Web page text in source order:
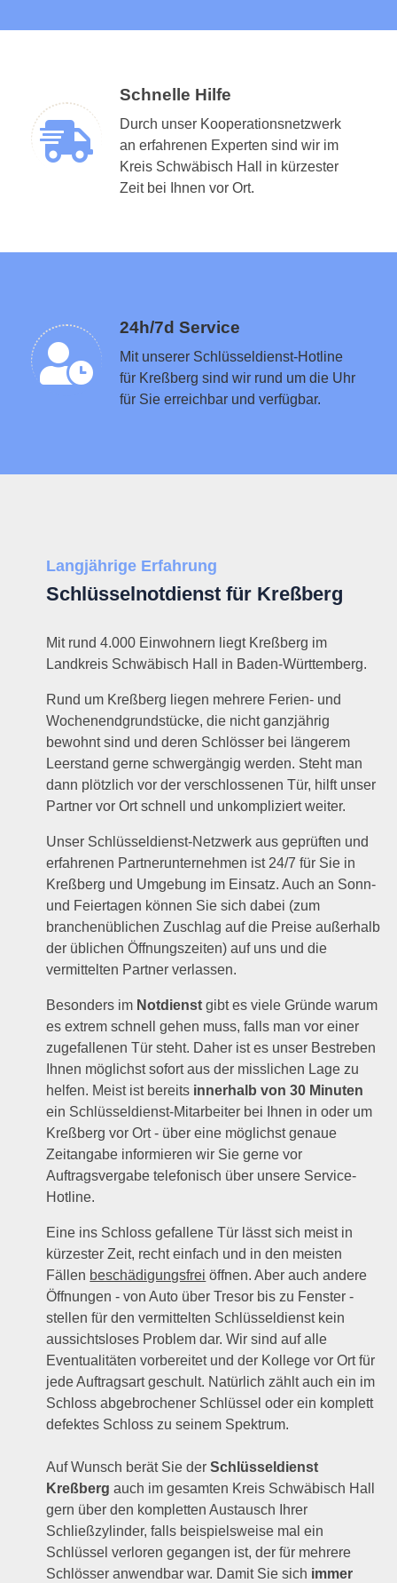
Schnelle Hilfe
Durch unser Kooperationsnetzwerk
an erfahrenen Experten sind wir im
Kreis Schwäbisch Hall in kürzester
Zeit bei Ihnen vor Ort.
24h/7d Service
Mit unserer Schlüsseldienst-Hotline
für Kreßberg sind wir rund um die Uhr
für Sie erreichbar und verfügbar.
Schlüsseldienst in der Nähe vermitteln
Langjährige Erfahrung
Schlüsselnotdienst für Kreßberg
Mit rund 4.000 Einwohnern liegt Kreßberg im
Landkreis Schwäbisch Hall in Baden-Württemberg.
Rund um Kreßberg liegen mehrere Ferien- und
Wochenendgrundstücke, die nicht ganzjährig
bewohnt sind und deren Schlösser bei längerem
Leerstand gerne schwergängig werden. Steht man
dann plötzlich vor der verschlossenen Tür, hilft unser
Partner vor Ort schnell und unkompliziert weiter.
Unser Schlüsseldienst-Netzwerk aus geprüften und
erfahrenen Partnerunternehmen ist 24/7 für Sie in
Kreßberg und Umgebung im Einsatz. Auch an Sonn-
und Feiertagen können Sie sich dabei (zum
branchenüblichen Zuschlag auf die Preise außerhalb
der üblichen Öffnungszeiten) auf uns und die
vermittelten Partner verlassen.
Besonders im Notdienst gibt es viele Gründe warum
es extrem schnell gehen muss, falls man vor einer
zugefallenen Tür steht. Daher ist es unser Bestreben
Ihnen möglichst sofort aus der misslichen Lage zu
helfen. Meist ist bereits innerhalb von 30 Minuten
ein Schlüsseldienst-Mitarbeiter bei Ihnen in oder um
Kreßberg vor Ort - über eine möglichst genaue
Zeitangabe informieren wir Sie gerne vor
Auftragsvergabe telefonisch über unsere Service-
Hotline.
Eine ins Schloss gefallene Tür lässt sich meist in
kürzester Zeit, recht einfach und in den meisten
Fällen beschädigungsfrei öffnen. Aber auch andere
Öffnungen - von Auto über Tresor bis zu Fenster -
stellen für den vermittelten Schlüsseldienst kein
aussichtsloses Problem dar. Wir sind auf alle
Eventualitäten vorbereitet und der Kollege vor Ort für
jede Auftragsart geschult. Natürlich zählt auch ein im
Schloss abgebrochener Schlüssel oder ein komplett
defektes Schloss zu seinem Spektrum.
Auf Wunsch berät Sie derSchlüsseldienst
Kreßberg auch im gesamten Kreis Schwäbisch Hall
gern über den kompletten Austausch Ihrer
Schließzylinder, falls beispielsweise mal ein
Schlüssel verloren gegangen ist, der für mehrere
Schlösser anwendbar war. Damit Sie sich immer